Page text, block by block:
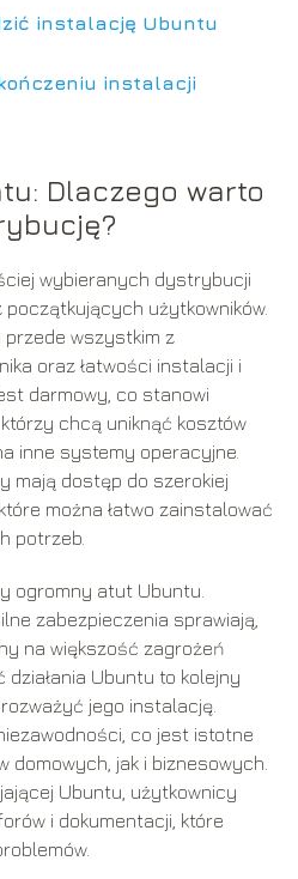
instalację Ubuntu
instalacji
Dlaczego warto
wybieranych dystrybucji
użytkowników.
wszystkim z
oraz łatwości instalacji i
darmowy, co stanowi
chcą uniknąć kosztów
inne systemy operacyjne.
mają dostęp do szerokiej
można łatwo zainstalować
potrzeb.
ogromny atut Ubuntu.
zabezpieczenia sprawiają,
na większość zagrożeń
Ubuntu to kolejny
jego instalację.
co jest istotne
domowych, jak i biznesowych.
Ubuntu, użytkownicy
i dokumentacji, które